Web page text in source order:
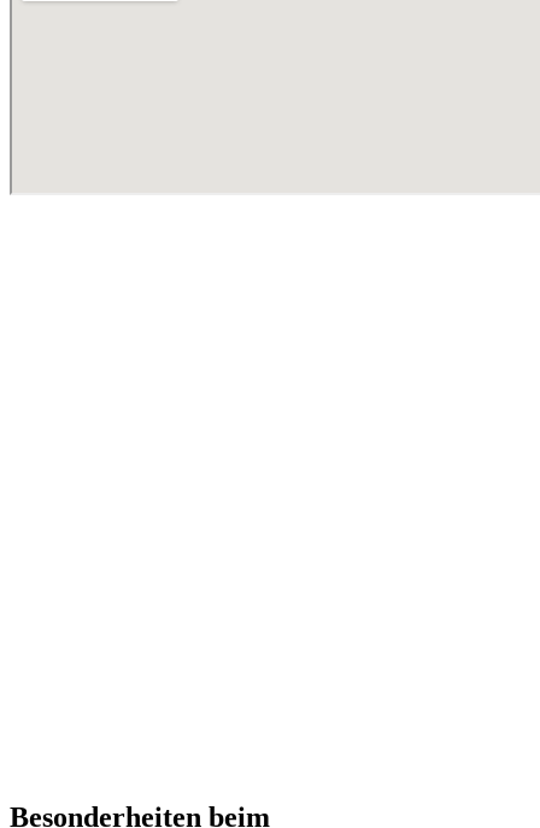
Besonderheiten beim